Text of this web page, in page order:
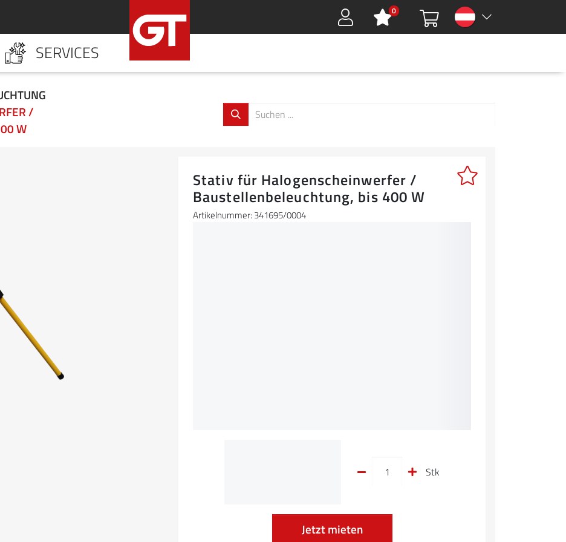
Sign in 0
SERVICES
/
W
Stativ für Halogenscheinwerfer /
Baustellenbeleuchtung, bis 400 W
Artikelnummer: 341695/0004
Stk
Jetzt mieten